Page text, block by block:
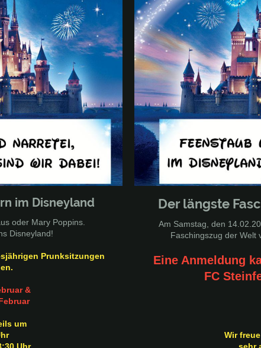
im Disneyland
oder Mary Poppins.
Disneyland!
Prunksitzungen
&
um
Der längste
Am Samstag, den
Faschingszug der Welt
Eine Anmeldung
FC
Wir